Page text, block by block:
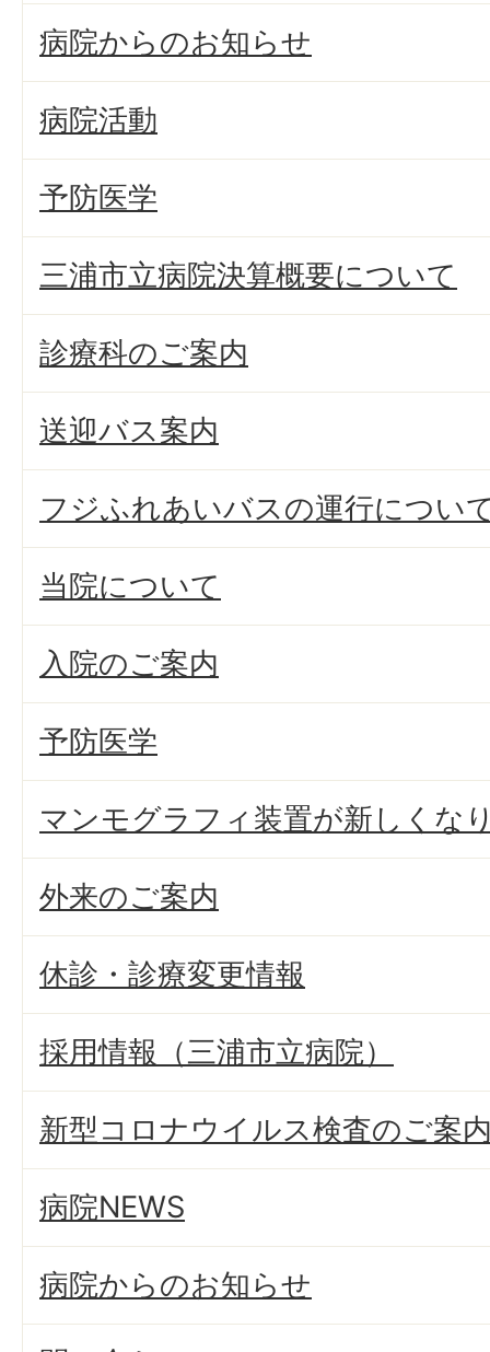
病院からのお知らせ
病院活動
予防医学
三浦市立病院決算概要について
診療科のご案内
送迎バス案内
フジふれあいバスの運行につい
当院について
入院のご案内
予防医学
マンモグラフィ装置が新しくな
外来のご案内
休診・診療変更情報
採用情報（三浦市立病院）
新型コロナウイルス検査のご案
病院NEWS
病院からのお知らせ